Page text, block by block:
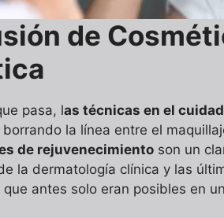
de
pasa, las técnicas en el
borrando la línea entre el
de rejuvenecimiento son un
la dermatología clínica y las
antes solo eran posibles en